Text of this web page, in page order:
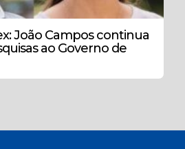
João Campos continua
ao Governo de